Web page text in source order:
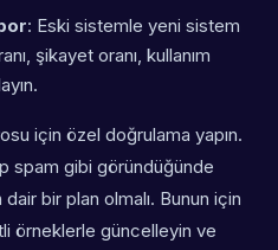
: Eski sistemle yeni sistem
şikayet oranı, kullanım
için özel doğrulama yapın.
spam gibi göründüğünde
bir plan olmalı. Bunun için
örneklerle güncelleyin ve